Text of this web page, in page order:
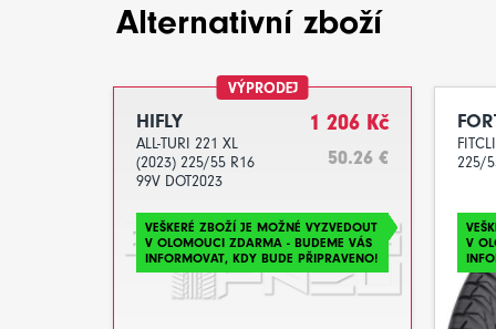
Alternativní zboží
VÝPRODEJ
HIFLY
ALL-TURI 221 XL
(2023) 225/55 R16
99V DOT2023
1 206 Kč
50.26 €
VEŠKERÉ ZBOŽÍ JE MOŽNÉ VYZVEDOUT
V OLOMOUCI ZDARMA - BUDEME VÁS
INFORMOVAT, KDY BUDE PŘIPRAVENO!
225/
V